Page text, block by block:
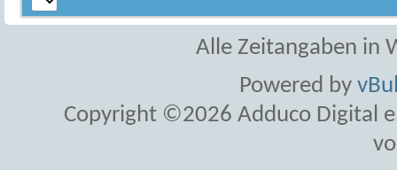
Alle Zeitangaben in
Powered by
Copyright ©2026 Adduco Digital